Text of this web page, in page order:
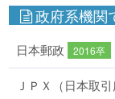
政府系機関
日本郵政 2016卒
ＪＰＸ（日本取引